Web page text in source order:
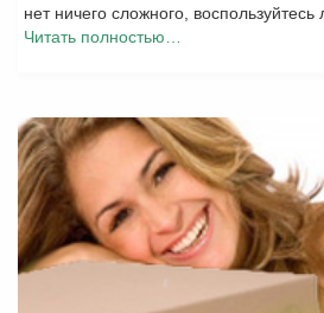
нет ничего сложного, воспользуйтесь
Читать полностью…